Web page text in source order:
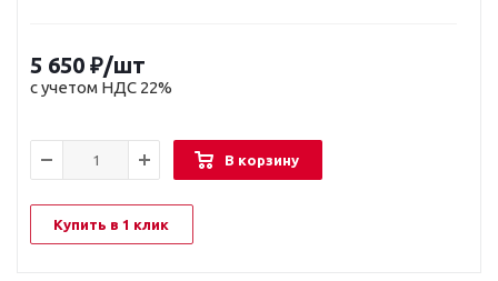
5 650 ₽/шт
с учетом НДС 22%
В корзину
Купить в 1 клик